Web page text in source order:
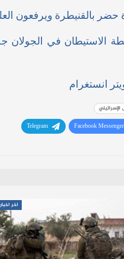
بالقنيطرة ويرفعون
الاستيطان في الجولان
انستغرام
Facebook Messenger
Telegram
اخر اخبار